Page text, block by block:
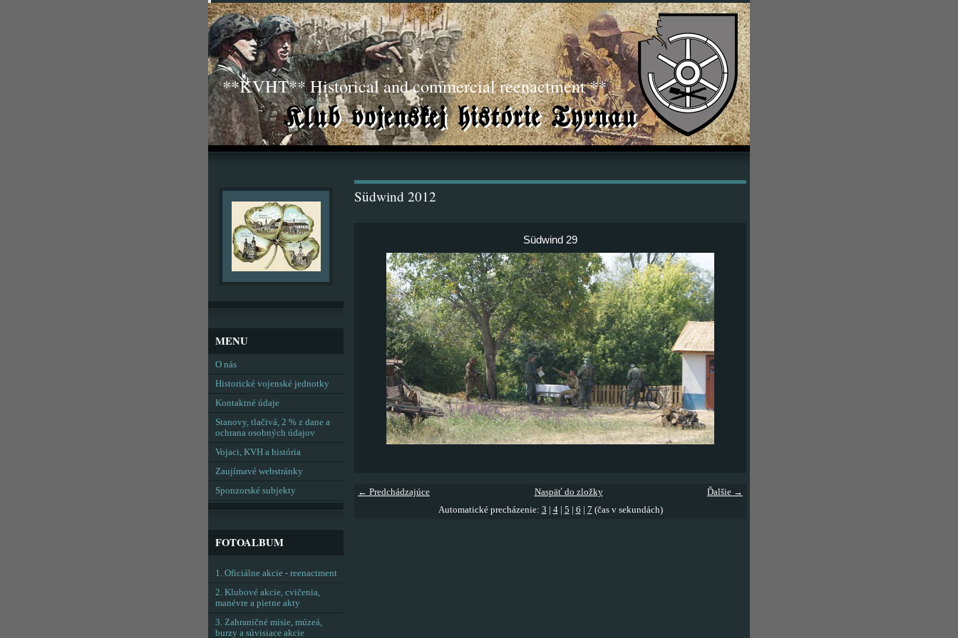
**KVHT** Historical and commercial reenactment **
Südwind 2012
Südwind 29
← Predchádzajúce Ďalšie →
Naspäť do zložky
Automatické precházenie: 3 4| 5 6 7 (čas v sekundách)
MENU
O nás
Historické vojenské jednotky
Kontaktné údaje
Stanovy, tlačivá, 2 % z dane a
ochrana osobných údajov
Vojaci, KVH a história
Zaujímavé webstránky
Sponzorské subjekty
FOTOALBUM
1. Oficiálne akcie - reenactment
2. Klubové akcie, cvičenia,
manévre a pietne akty
3. Zahraničné misie, múzeá,
burzy a súvisiace akcie